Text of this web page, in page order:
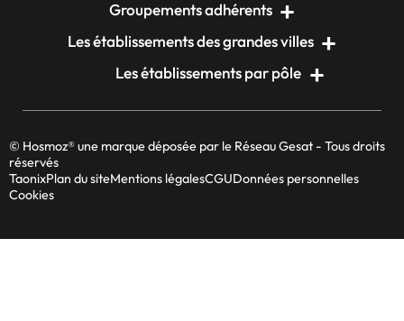
Groupements adhérents
Les établissements des grandes villes
Les établissements par pôle
© Hosmoz® une marque déposée par le Réseau Gesat - Tous droits
réservés
TaonixPlan du siteMentions légalesCGUDonnées personnelles
Cookies